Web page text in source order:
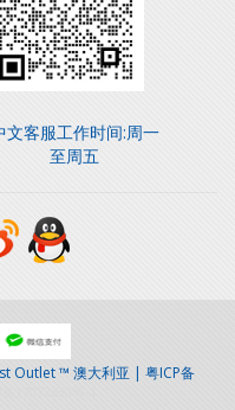
文客服工作时间:周一
至周五
Outlet ™ 澳大利亚 | 粤ICP备